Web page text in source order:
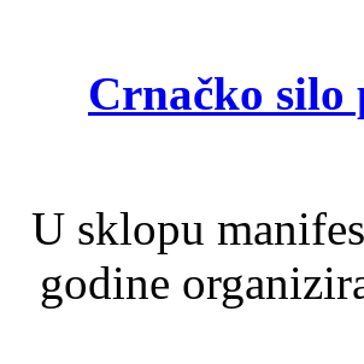
Crnačko
U sklopu
godine